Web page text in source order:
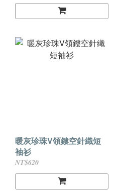
暖灰珍珠V領鏤空針織短
袖衫
NT$620